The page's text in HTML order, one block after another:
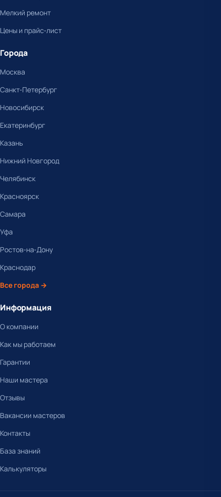
Мелкий ремонт
Цены и прайс-лист
Города
Москва
Санкт-Петербург
Новосибирск
Екатеринбург
Казань
Нижний Новгород
Челябинск
Красноярск
Самара
Уфа
Ростов-на-Дону
Краснодар
Все города →
Информация
О компании
Как мы работаем
Гарантии
Наши мастера
Отзывы
Вакансии мастеров
Контакты
База знаний
Калькуляторы